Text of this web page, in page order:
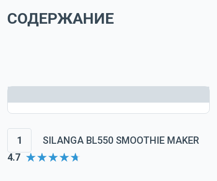
СОДЕРЖАНИЕ
1
SILANGA BL550 SMOOTHIE MAKER
4.7